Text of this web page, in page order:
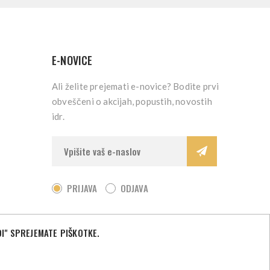
E-NOVICE
Ali želite prejemati e-novice? Bodite prvi
obveščeni o akcijah, popustih, novostih
idr.
PRIJAVA ODJAVA
SPREJEMATE PIŠKOTKE.